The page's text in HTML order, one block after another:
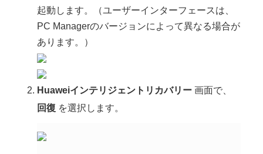
起動します。（ユーザーインターフェースは、
PC Managerのバージョンによって異なる場合が
あります。）
Huaweiインテリジェントリカバリー 画面で、
回復 を選択します。